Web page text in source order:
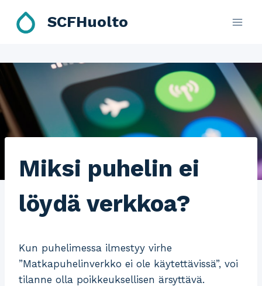
SCFHuolto
Miksi puhelin ei
löydä verkkoa?
Kun puhelimessa ilmestyy virhe
”Matkapuhelinverkko ei ole käytettävissä”, voi
tilanne olla poikkeuksellisen ärsyttävä.